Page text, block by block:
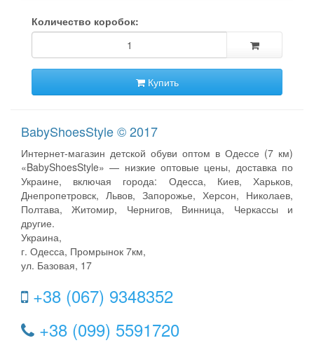
Количество коробок:
Купить
BabyShoesStyle © 2017
Интернет-магазин детской обуви оптом в Одессе (7 км)
«BabyShoesStyle» — низкие оптовые цены, доставка по
Украине, включая города: Одесса, Киев, Харьков,
Днепропетровск, Львов, Запорожье, Херсон, Николаев,
Полтава, Житомир, Чернигов, Винница, Черкассы и
другие.
Украина,
г. Одесса, Промрынок 7км,
ул. Базовая, 17
+38 (067) 9348352
+38 (099) 5591720